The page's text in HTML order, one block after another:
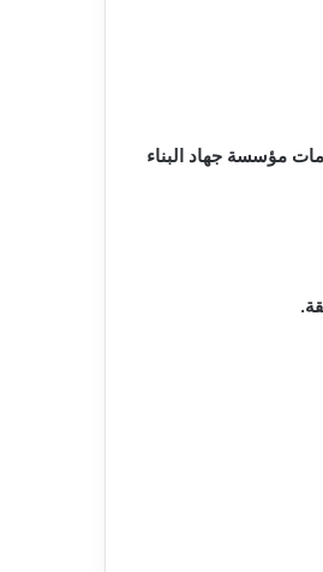
أن الغارة استهدفت مركز خدمات مؤسسة جهاد البناء